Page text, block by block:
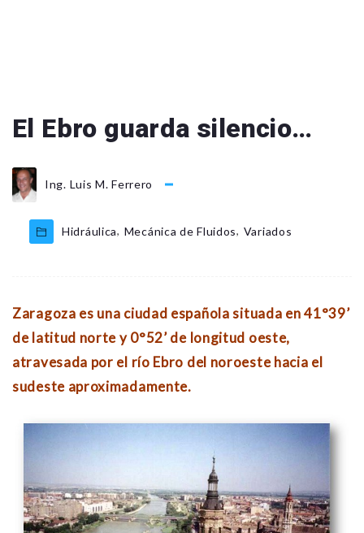
El Ebro guarda silencio…
Ing. Luis M. Ferrero
Hidráulica, Mecánica de Fluidos, Variados
Zaragoza es una ciudad española situada en 41°39’
de latitud norte y 0°52’ de longitud oeste,
atravesada por el río Ebro del noroeste hacia el
sudeste aproximadamente.